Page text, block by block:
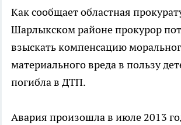
Как сообщает областная
Шарлыкском районе прокурор
взыскать компенсацию
материального вреда в пользу
погибла в ДТП.
Авария произошла в июле 2013